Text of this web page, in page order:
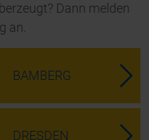
Dann melden
an.
BAMBERG
DRESDEN